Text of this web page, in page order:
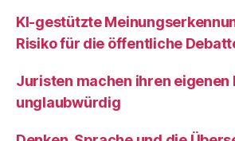
KI‑gestützte
Risiko für die öffentliche
Juristen machen ihren eigenen
unglaubwürdig